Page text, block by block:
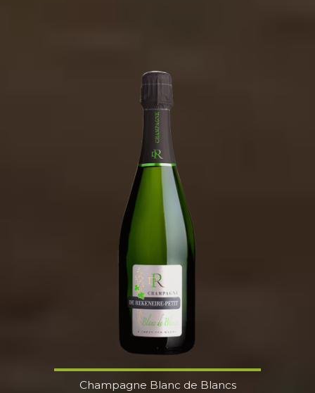
Champagne Blanc de Blancs